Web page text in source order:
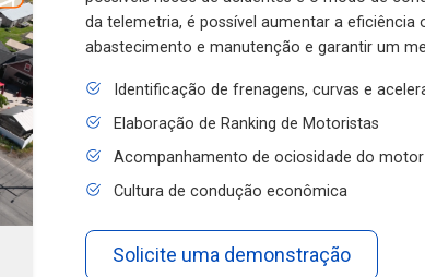
da telemetria, é possível aumentar a eficiência
abastecimento e manutenção e garantir um
Identificação de frenagens, curvas e
Elaboração de Ranking de Motoristas
Acompanhamento de ociosidade do motor
Cultura de condução econômica
Solicite uma demonstração